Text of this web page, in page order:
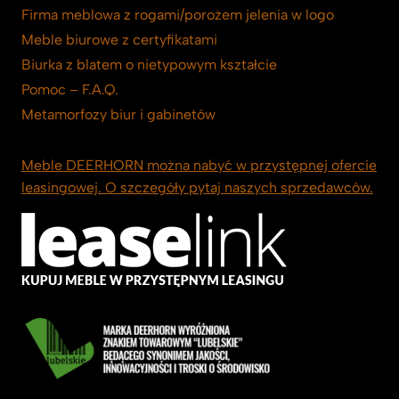
Firma meblowa z rogami/porożem jelenia w logo
Meble biurowe z certyfikatami
Biurka z blatem o nietypowym kształcie
Pomoc – F.A.Q.
Metamorfozy biur i gabinetów
Meble DEERHORN można nabyć w przystępnej ofercie
leasingowej. O szczegóły pytaj naszych sprzedawców.